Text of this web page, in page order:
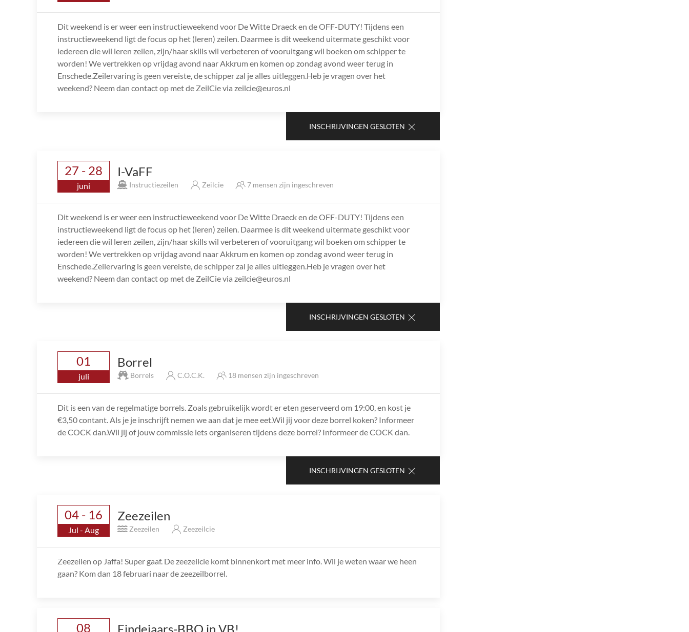
Dit weekend is er weer een instructieweekend voor De Witte Draeck en de OFF-DUTY! Tijdens een
instructieweekend ligt de focus op het (leren) zeilen. Daarmee is dit weekend uitermate geschikt voor
iedereen die wil leren zeilen, zijn/haar skills wil verbeteren of vooruitgang wil boeken om schipper te
worden! We vertrekken op vrijdag avond naar Akkrum en komen op zondag avond weer terug in
Enschede.Zeilervaring is geen vereiste, de schipper zal je alles uitleggen.Heb je vragen over het
weekend? Neem dan contact op met de ZeilCie via zeilcie@euros.nl
INSCHRIJVINGEN GESLOTEN
27 - 28
juni
I-VaFF
Instructiezeilen Zeilcie 7 mensen zijn ingeschreven
Dit weekend is er weer een instructieweekend voor De Witte Draeck en de OFF-DUTY! Tijdens een
instructieweekend ligt de focus op het (leren) zeilen. Daarmee is dit weekend uitermate geschikt voor
iedereen die wil leren zeilen, zijn/haar skills wil verbeteren of vooruitgang wil boeken om schipper te
worden! We vertrekken op vrijdag avond naar Akkrum en komen op zondag avond weer terug in
Enschede.Zeilervaring is geen vereiste, de schipper zal je alles uitleggen.Heb je vragen over het
weekend? Neem dan contact op met de ZeilCie via zeilcie@euros.nl
INSCHRIJVINGEN GESLOTEN
01
juli
Borrel
Borrels C.O.C.K. 18 mensen zijn ingeschreven
Dit is een van de regelmatige borrels. Zoals gebruikelijk wordt er eten geserveerd om 19:00, en kost je
€3,50 contant. Als je je inschrijft nemen we aan dat je mee eet.Wil jij voor deze borrel koken? Informeer
de COCK dan.Wil jij of jouw commissie iets organiseren tijdens deze borrel? Informeer de COCK dan.
INSCHRIJVINGEN GESLOTEN
04 - 16
Jul - Aug
Zeezeilen
Zeezeilen Zeezeilcie
Zeezeilen op Jaffa! Super gaaf. De zeezeilcie komt binnenkort met meer info. Wil je weten waar we heen
gaan? Kom dan 18 februari naar de zeezeilborrel.
08 Eindejaars-BBQ in VB!